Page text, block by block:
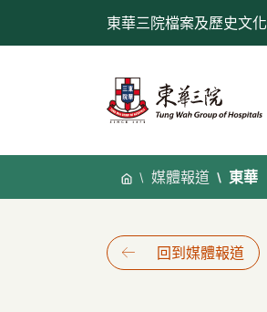
東華三院檔案及歷史文
媒體報道 東華
回到媒體報道